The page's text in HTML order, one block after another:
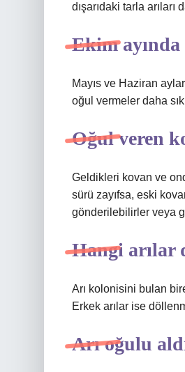
dışarıdaki tarla
Ekim
Mayıs ve Haziran
oğul vermeler daha
Oğul veren
Geldikleri kovan ve
sürü zayıfsa, eski
gönderilebilirler veya
Hangi arılar
Arı kolonisini bulan
Erkek arılar ise
Arı oğulu